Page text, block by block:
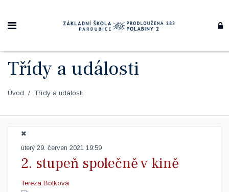
Třídy a události
Úvod Třídy a události
úterý 29. červen 2021 19:59
2. stupeň společně v kině
Tereza Botková